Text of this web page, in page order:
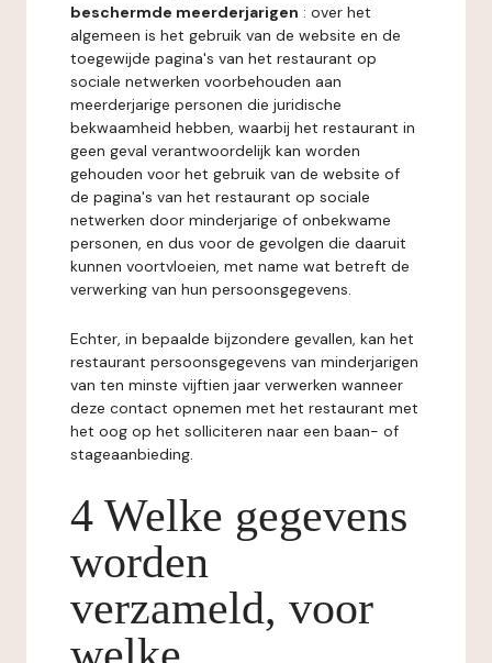
beschermde meerderjarigen : over het
algemeen is het gebruik van de website en de
toegewijde pagina's van het restaurant op
sociale netwerken voorbehouden aan
meerderjarige personen die juridische
bekwaamheid hebben, waarbij het restaurant in
geen geval verantwoordelijk kan worden
gehouden voor het gebruik van de website of
de pagina's van het restaurant op sociale
netwerken door minderjarige of onbekwame
personen, en dus voor de gevolgen die daaruit
kunnen voortvloeien, met name wat betreft de
verwerking van hun persoonsgegevens.
Echter, in bepaalde bijzondere gevallen, kan het
restaurant persoonsgegevens van minderjarigen
van ten minste vijftien jaar verwerken wanneer
deze contact opnemen met het restaurant met
het oog op het solliciteren naar een baan- of
stageaanbieding.
4 Welke gegevens
worden
verzameld, voor